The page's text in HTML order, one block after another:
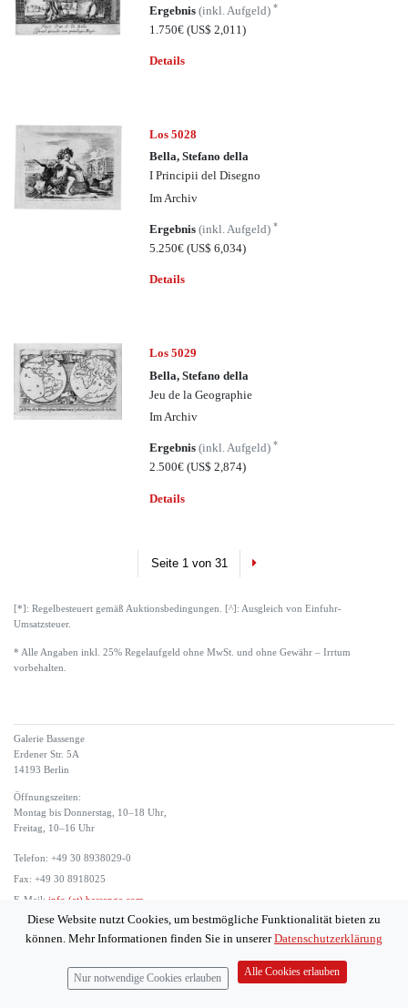
Ergebnis(inkl. Aufgeld)*
1.750€(US$ 2,011)
Details
Los 5028
Bella, Stefano della
I Principii del Disegno
Im Archiv
Ergebnis(inkl. Aufgeld)*
5.250€(US$ 6,034)
Details
Los 5029
Bella, Stefano della
Jeu de la Geographie
Im Archiv
Ergebnis(inkl. Aufgeld)*
2.500€(US$ 2,874)
Details
Seite 1 von 31 Next
[*]: Regelbesteuert gemäß Auktionsbedingungen. [^]: Ausgleich von Einfuhr-
Umsatzsteuer.
* Alle Angaben inkl. 25% Regelaufgeld ohne MwSt. und ohne Gewähr – Irrtum
vorbehalten.
Galerie Bassenge
Erdener Str. 5A
14193 Berlin
Öffnungszeiten:
Montag bis Donnerstag, 10–18 Uhr,
Freitag, 10–16 Uhr
Telefon: +49 30 8938029-0
Fax: +49 30 8918025
E-Mail: info (at) bassenge.com
Diese Website nutzt Cookies, um bestmögliche Funktionalität bieten zu
können. Mehr Informationen finden Sie in unsererDatenschutzerklärung
Nur notwendige Cookies erlauben
Alle Cookies erlauben